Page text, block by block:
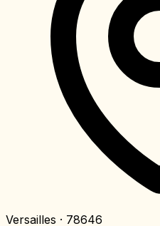
Versailles · 78646